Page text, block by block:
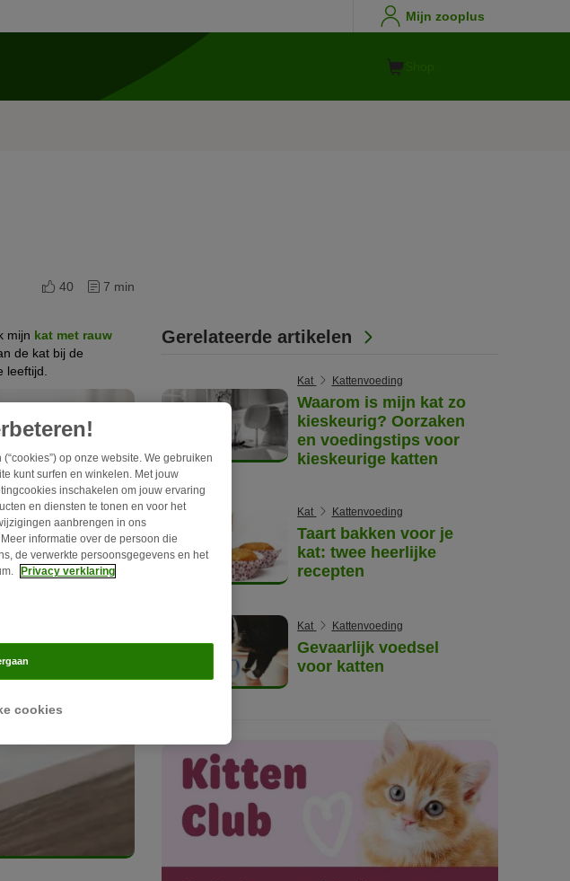
Mijn zooplus
40
7 min
mijn kat met rauw
de kat bij de
Gerelateerde artikelen
Kat Kattenvoeding
Waarom is mijn kat zo
kieskeurig? Oorzaken
en voedingstips voor
kieskeurige katten
Kat Kattenvoeding
Taart bakken voor je
kat: twee heerlijke
recepten
Kat Kattenvoeding
Gevaarlijk voedsel
voor katten
op onze website. We gebruiken
kunt surfen en winkelen. Met jouw
inschakelen om jouw ervaring
en diensten te tonen en voor het
aanbrengen in ons
informatie over de persoon die
de verwerkte persoonsgegevens en het
Privacy verklaring
cookies